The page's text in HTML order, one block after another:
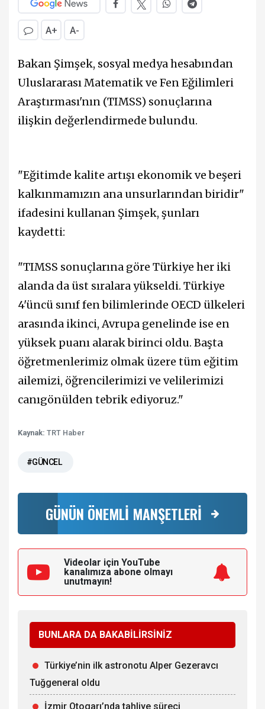
A+ A-
Bakan Şimşek, sosyal medya hesabından
Uluslararası Matematik ve Fen Eğilimleri
Araştırması'nın (TIMSS) sonuçlarına
ilişkin değerlendirmede bulundu.
"Eğitimde kalite artışı ekonomik ve beşeri
kalkınmamızın ana unsurlarından biridir"
ifadesini kullanan Şimşek, şunları
kaydetti:
"TIMSS sonuçlarına göre Türkiye her iki
alanda da üst sıralara yükseldi. Türkiye
4'üncü sınıf fen bilimlerinde OECD ülkeleri
arasında ikinci, Avrupa genelinde ise en
yüksek puanı alarak birinci oldu. Başta
öğretmenlerimiz olmak üzere tüm eğitim
ailemizi, öğrencilerimizi ve velilerimizi
canıgönülden tebrik ediyoruz."
Kaynak: TRT Haber
#GÜNCEL
GÜNÜN ÖNEMLİ MANŞETLERİ
Videolar için YouTube
kanalımıza abone olmayı
unutmayın!
BUNLARA DA BAKABİLİRSİNİZ
Türkiye’nin ilk astronotu Alper Gezeravcı
Tuğgeneral oldu
İzmir Otogarı’nda tahliye süreci